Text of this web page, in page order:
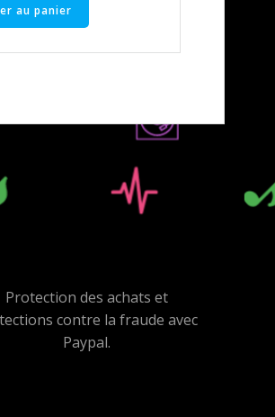
au panier
Protection des achats et
contre la fraude avec
Paypal.